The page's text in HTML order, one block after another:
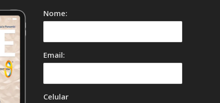
Nome:
Email:
Celular